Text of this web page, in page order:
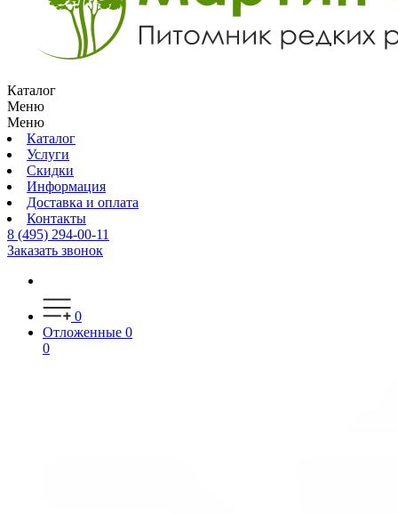
Каталог
Меню
Меню
Каталог
Услуги
Скидки
Информация
Доставка и оплата
Контакты
8 (495) 294-00-11
Заказать звонок
0
Отложенные 0
0